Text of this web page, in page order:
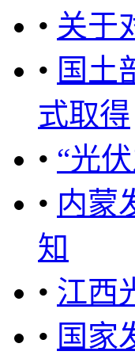
• 关于
• 国土
式取得
• “光
• 内蒙
知
• 江西
• 国家